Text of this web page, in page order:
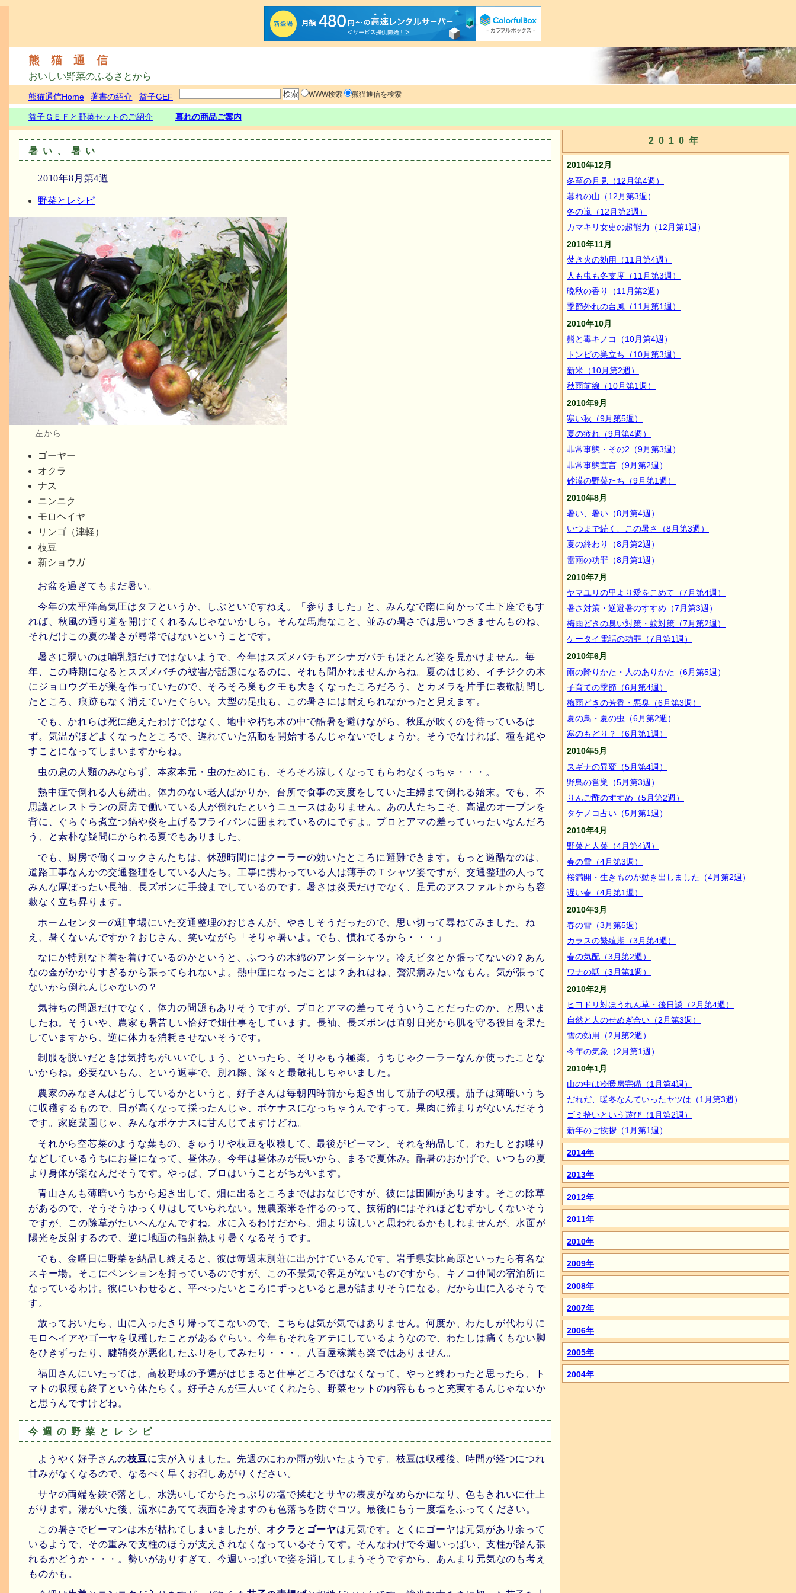
熊猫通信
おいしい野菜のふるさとから
熊猫通信Home 著書の紹介 益子GEF WWW検索 熊猫通信を検索
益子ＧＥＦと野菜セットのご紹介 暮れの商品ご案内
2010年
2010年12月
冬至の月見（12月第4週）
暮れの山（12月第3週）
冬の嵐（12月第2週）
カマキリ女史の超能力（12月第1週）
2010年11月
焚き火の効用（11月第4週）
人も虫も冬支度（11月第3週）
晩秋の香り（11月第2週）
季節外れの台風（11月第1週）
2010年10月
熊と毒キノコ（10月第4週）
トンビの巣立ち（10月第3週）
新米（10月第2週）
秋雨前線（10月第1週）
2010年9月
寒い秋（9月第5週）
夏の疲れ（9月第4週）
非常事態・その2（9月第3週）
非常事態宣言（9月第2週）
砂漠の野菜たち（9月第1週）
2010年8月
暑い、暑い（8月第4週）
いつまで続く、この暑さ（8月第3週）
夏の終わり（8月第2週）
雷雨の功罪（8月第1週）
2010年7月
ヤマユリの里より愛をこめて（7月第4週）
暑さ対策・逆避暑のすすめ（7月第3週）
梅雨どきの臭い対策・蚊対策（7月第2週）
ケータイ電話の功罪（7月第1週）
2010年6月
雨の降りかた・人のありかた（6月第5週）
子育ての季節（6月第4週）
梅雨どきの芳香・悪臭（6月第3週）
夏の鳥・夏の虫（6月第2週）
寒のもどり？（6月第1週）
2010年5月
スギナの異変（5月第4週）
野鳥の営巣（5月第3週）
りんご酢のすすめ（5月第2週）
タケノコ占い（5月第1週）
2010年4月
野菜と人菜（4月第4週）
春の雪（4月第3週）
桜満開・生きものが動き出しました（4月第2週）
遅い春（4月第1週）
2010年3月
春の雪（3月第5週）
カラスの繁殖期（3月第4週）
春の気配（3月第2週）
ワナの話（3月第1週）
2010年2月
ヒヨドリ対ほうれん草・後日談（2月第4週）
自然と人のせめぎ合い（2月第3週）
雪の効用（2月第2週）
今年の気象（2月第1週）
2010年1月
山の中は冷暖房完備（1月第4週）
だれだ、暖冬なんていったヤツは（1月第3週）
ゴミ拾いという遊び（1月第2週）
新年のご挨拶（1月第1週）
2014年
2013年
2012年
2011年
2010年
2009年
2008年
2007年
2006年
2005年
2004年
暑い、暑い
2010年8月第4週
野菜とレシピ
左から
ゴーヤー
オクラ
ナス
ニンニク
モロヘイヤ
リンゴ（津軽）
枝豆
新ショウガ
お盆を過ぎてもまだ暑い。
今年の太平洋高気圧はタフというか、しぶといですねえ。「参りました」と、みんなで南に向かって土下座でもす
れば、秋風の通り道を開けてくれるんじゃないかしら。そんな馬鹿なこと、並みの暑さでは思いつきませんものね、
それだけこの夏の暑さが尋常ではないということです。
暑さに弱いのは哺乳類だけではないようで、今年はスズメバチもアシナガバチもほとんど姿を見かけません。毎
年、この時期になるとスズメバチの被害が話題になるのに、それも聞かれませんからね。夏のはじめ、イチジクの木
にジョロウグモが巣を作っていたので、そろそろ巣もクモも大きくなったころだろう、とカメラを片手に表敬訪問し
たところ、痕跡もなく消えていたぐらい。大型の昆虫も、この暑さには耐えられなかったと見えます。
でも、かれらは死に絶えたわけではなく、地中や朽ち木の中で酷暑を避けながら、秋風が吹くのを待っているは
ず。気温がほどよくなったところで、遅れていた活動を開始するんじゃないでしょうか。そうでなければ、種を絶や
すことになってしまいますからね。
虫の息の人類のみならず、本家本元・虫のためにも、そろそろ涼しくなってもらわなくっちゃ・・・。
熱中症で倒れる人も続出。体力のない老人ばかりか、台所で食事の支度をしていた主婦まで倒れる始末。でも、不
思議とレストランの厨房で働いている人が倒れたというニュースはありません。あの人たちこそ、高温のオーブンを
背に、ぐらぐら煮立つ鍋や炎を上げるフライパンに囲まれているのにですよ。プロとアマの差っていったいなんだろ
う、と素朴な疑問にかられる夏でもありました。
でも、厨房で働くコックさんたちは、休憩時間にはクーラーの効いたところに避難できます。もっと過酷なのは、
道路工事なんかの交通整理をしている人たち。工事に携わっている人は薄手のＴシャツ姿ですが、交通整理の人って
みんな厚ぼったい長袖、長ズボンに手袋までしているのです。暑さは炎天だけでなく、足元のアスファルトからも容
赦なく立ち昇ります。
ホームセンターの駐車場にいた交通整理のおじさんが、やさしそうだったので、思い切って尋ねてみました。ね
え、暑くないんですか？おじさん、笑いながら「そりゃ暑いよ。でも、慣れてるから・・・」
なにか特別な下着を着けているのかというと、ふつうの木綿のアンダーシャツ。冷えピタとか張ってないの？あん
なの金がかかりすぎるから張ってられないよ。熱中症になったことは？あれはね、贅沢病みたいなもん。気が張って
ないから倒れんじゃないの？
気持ちの問題だけでなく、体力の問題もありそうですが、プロとアマの差ってそういうことだったのか、と思いま
したね。そういや、農家も暑苦しい恰好で畑仕事をしています。長袖、長ズボンは直射日光から肌を守る役目を果た
していますから、逆に体力を消耗させないそうです。
制服を脱いだときは気持ちがいいでしょう、といったら、そりゃもう極楽。うちじゃクーラーなんか使ったことな
いからね。必要ないもん、という返事で、別れ際、深々と最敬礼しちゃいました。
農家のみなさんはどうしているかというと、好子さんは毎朝四時前から起き出して茄子の収穫。茄子は薄暗いうち
に収穫するもので、日が高くなって採ったんじゃ、ボケナスになっちゃうんですって。果肉に締まりがないんだそう
です。家庭菜園じゃ、みんなボケナスに甘んじてますけどね。
それから空芯菜のような葉もの、きゅうりや枝豆を収穫して、最後がピーマン。それを納品して、わたしとお喋り
などしているうちにお昼になって、昼休み。今年は昼休みが長いから、まるで夏休み。酷暑のおかげで、いつもの夏
より身体が楽なんだそうです。やっぱ、プロはいうことがちがいます。
青山さんも薄暗いうちから起き出して、畑に出るところまではおなじですが、彼には田圃があります。そこの除草
があるので、そうそうゆっくりはしていられない。無農薬米を作るのって、技術的にはそれほどむずかしくないそう
ですが、この除草がたいへんなんですね。水に入るわけだから、畑より涼しいと思われるかもしれませんが、水面が
陽光を反射するので、逆に地面の輻射熱より暑くなるそうです。
でも、金曜日に野菜を納品し終えると、彼は毎週末別荘に出かけているんです。岩手県安比高原といったら有名な
スキー場。そこにペンションを持っているのですが、この不景気で客足がないものですから、キノコ仲間の宿泊所に
なっているわけ。彼にいわせると、平べったいところにずっといると息が詰まりそうになる。だから山に入るそうで
す。
放っておいたら、山に入ったきり帰ってこないので、こちらは気が気ではありません。何度か、わたしが代わりに
モロヘイアやゴーヤを収穫したことがあるぐらい。今年もそれをアテにしているようなので、わたしは痛くもない脚
をひきずったり、腱鞘炎が悪化したふりをしてみたり・・・。八百屋稼業も楽ではありません。
福田さんにいたっては、高校野球の予選がはじまると仕事どころではなくなって、やっと終わったと思ったら、ト
マトの収穫も終了という体たらく。好子さんが三人いてくれたら、野菜セットの内容ももっと充実するんじゃないか
と思うんですけどね。
今週の野菜とレシピ
ようやく好子さんの枝豆に実が入りました。先週のにわか雨が効いたようです。枝豆は収穫後、時間が経つにつれ
甘みがなくなるので、なるべく早くお召しあがりください。
サヤの両端を鋏で落とし、水洗いしてからたっぷりの塩で揉むとサヤの表皮がなめらかになり、色もきれいに仕上
がります。湯がいた後、流水にあてて表面を冷ますのも色落ちを防ぐコツ。最後にもう一度塩をふってください。
この暑さでピーマンは木が枯れてしまいましたが、オクラ と ゴーヤは元気です。とくにゴーヤは元気があり余って
いるようで、その重みで支柱のほうが支えきれなくなっているそうです。そんなわけで今週いっぱい、支柱が踏ん張
れるかどうか・・・。勢いがありすぎて、今週いっぱいで姿を消してしまうそうですから、あんまり元気なのも考え
ものかも。